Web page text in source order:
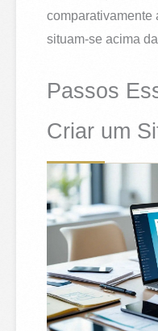
comparativamente
situam-se acima
Passos
Criar um